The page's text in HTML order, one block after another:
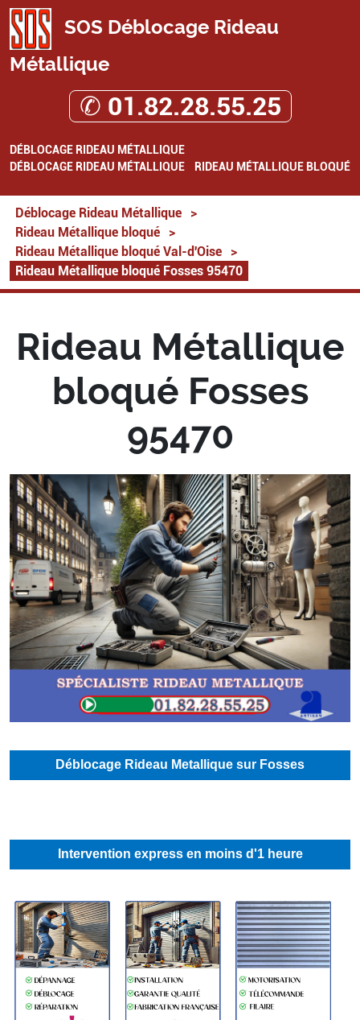
SOS Déblocage Rideau
Métallique
✆ 01.82.28.55.25
DÉBLOCAGE RIDEAU MÉTALLIQUE
DÉBLOCAGE RIDEAU MÉTALLIQUE
RIDEAU MÉTALLIQUE BLOQUÉ
Déblocage Rideau Métallique
>
Rideau Métallique bloqué
>
Rideau Métallique bloqué Val-d'Oise
>
Rideau Métallique bloqué Fosses 95470
Rideau Métallique
bloqué Fosses
95470
Déblocage Rideau Metallique sur Fosses
Intervention express en moins d'1 heure